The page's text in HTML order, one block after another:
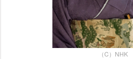
（C）NHK